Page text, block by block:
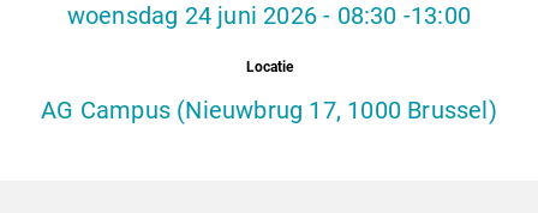
woensdag 24 juni 2026 - 08:30 -13:00
Locatie
AG Campus (Nieuwbrug 17, 1000 Brussel)